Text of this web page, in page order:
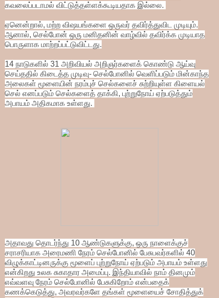
கவலைப்படாமல் விட்டுத்தள்ளக்கூடியதாக இல்லை.
ஏனென்றால், மற்ற விஷயங்களை ஒருவர் தவிர்த்துவிட முடியும்.
ஆனால், செல்போன் ஒரு மனிதனின் வாழ்வில் தவிர்க்க முடியாத
பொருளாக மாற்றப்பட்டுவிட்டது.
14 நாடுகளில் 31 அறிவியல் அறிஞர்களைக் கொண்டு ஆய்வு
செய்ததில் கிடைத்த முடிவு- செல்போனில் வெளிப்படும் மின்காந்த
அலைகள் மூளையின் நரம்புச் செல்களைச் சுற்றியுள்ள கிளையல்
செல் எனப்படும் செல்களைத் தாக்கி, புற்றுநோய் ஏற்படுத்தும்
அபாயம் அதிகமாக உள்ளது.
அதாவது தொடர்ந்து 10 ஆண்டுகளுக்கு, ஒரு நாளைக்குச்
சராசரியாக அரைமணி நேரம் செல்போனில் பேசுபவர்களில் 40
விழுக்காட்டினருக்கு மூளைப் புற்றுநோய் ஏற்படும் அபாயம் உள்ளது
என்கிறது உலக சுகாதார அமைப்பு. இந்தியாவில் நாம் தினமும்
எவ்வளவு நேரம் செல்போனில் பேசுகிறோம் என்பதைக்
கணக்கெடுத்து, அவரவர்களே தங்கள் மூளையைச் சோதித்துக்